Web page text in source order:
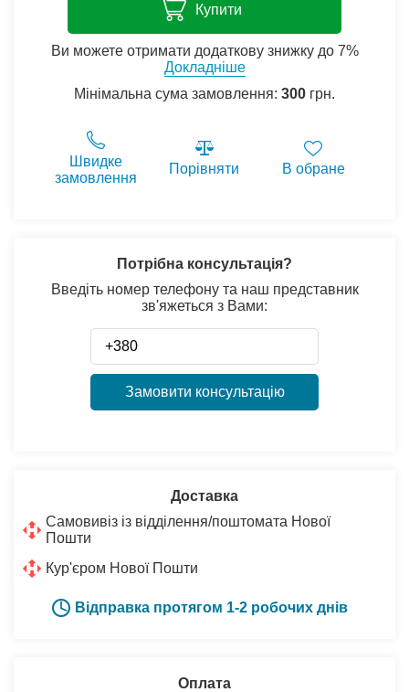
Купити
Ви можете отримати додаткову знижку до 7%
Докладніше
Мінімальна сума замовлення: 300 грн.
Швидке
замовлення
Порівняти В обране
Потрібна консультація?
Введіть номер телефону та наш представник
зв'яжеться з Вами:
Замовити консультацію
Доставка
Самовивіз із відділення/поштомата Нової
Пошти
Кур'єром Нової Пошти
Відправка протягом 1-2 робочих днів
Оплата